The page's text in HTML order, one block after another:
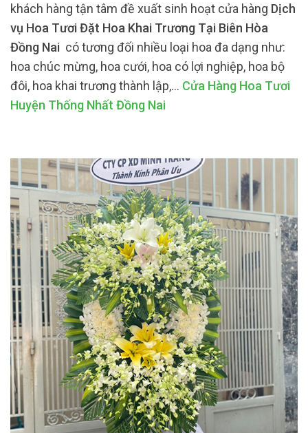
khách hàng tận tâm đề xuất sinh hoạt cửa hàng Dịch
vụ Hoa Tươi Đặt Hoa Khai Trương Tại Biên Hòa
Đồng Nai có tương đối nhiều loại hoa đa dạng như:
hoa chúc mừng, hoa cưới, hoa có lợi nghiệp, hoa bộ
đôi, hoa khai trương thành lập,… Cửa Hàng Hoa Tươi
Huyện Thống Nhất Đồng Nai